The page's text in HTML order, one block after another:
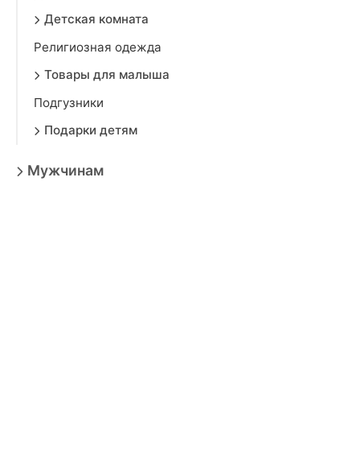
Детская комната
Религиозная одежда
Товары для малыша
Подгузники
Подарки детям
Мужчинам